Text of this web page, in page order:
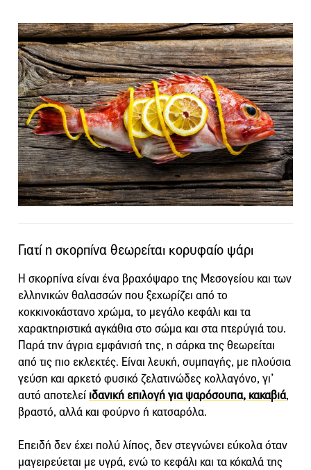
Γιατί η σκορπίνα θεωρείται κορυφαίο ψάρι
Η σκορπίνα είναι ένα βραχόψαρο της Μεσογείου και των
ελληνικών θαλασσών που ξεχωρίζει από το
κοκκινοκάστανο χρώμα, το μεγάλο κεφάλι και τα
χαρακτηριστικά αγκάθια στο σώμα και στα πτερύγιά του.
Παρά την άγρια εμφάνισή της, η σάρκα της θεωρείται
από τις πιο εκλεκτές. Είναι λευκή, συμπαγής, με πλούσια
γεύση και αρκετό φυσικό ζελατινώδες κολλαγόνο, γι’
αυτό αποτελεί ιδανική επιλογή για ψαρόσουπα, κακαβιά,
βραστό, αλλά και φούρνο ή κατσαρόλα.
Επειδή δεν έχει πολύ λίπος, δεν στεγνώνει εύκολα όταν
μαγειρεύεται με υγρά, ενώ το κεφάλι και τα κόκαλά της